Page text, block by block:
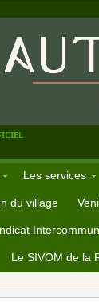
Les services
du village
Le SIVOM de la